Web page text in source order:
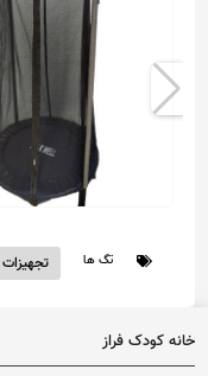
تگ ها تجهیزات
خانه کودک فراز